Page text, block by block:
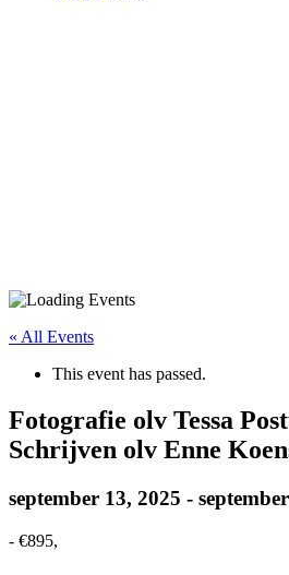
« All Events
This event has passed.
Fotografie olv Tessa
Schrijven olv Enne
september 13, 2025 -
- €895,